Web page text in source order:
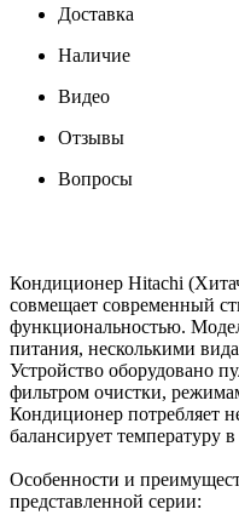
Доставка
Наличие
Видео
Отзывы
Вопросы
Кондиционер Hitachi
совмещает современный
функциональностью.
питания, несколькими
Устройство оборудовано
фильтром очистки,
Кондиционер потребляет
балансирует температуру
Особенности и
представленной серии: